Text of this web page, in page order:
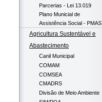
Parcerias - Lei 13.019
Plano Municial de
Assistência Social - PMAS
Agricultura Sustentável e
Abastecimento
Canil Municipal
COMAM
COMSEA
CMADRS
Divisão de Meio Ambiente